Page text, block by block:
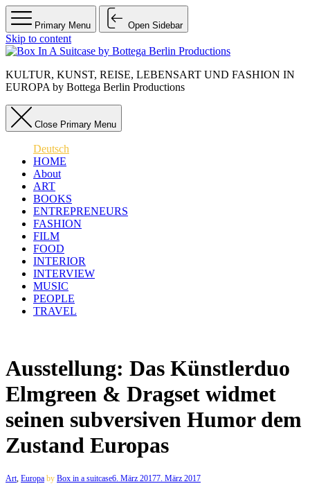
Primary Menu Open Sidebar
Skip to content
KULTUR, KUNST, REISE, LEBENSART UND FASHION IN
EUROPA by Bottega Berlin Productions
Close Primary Menu
Deutsch
HOME
About
ART
BOOKS
ENTREPRENEURS
FASHION
FILM
FOOD
INTERIOR
INTERVIEW
MUSIC
PEOPLE
TRAVEL
Ausstellung: Das Künstlerduo
Elmgreen & Dragset widmet
seinen subversiven Humor dem
Zustand Europas
Art, Europa by Box in a suitcase6. März 20177. März 2017